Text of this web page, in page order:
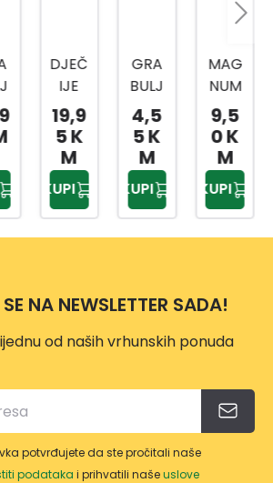
DJEČ
IJE
GRA
BLJE
ZA
LIŠĆE
CRVE
NE
BOJE
19,9
5 K
M
KUPI
GRA
BULJ
E S
4,5
5 K
M
KUPI
MAG
NUM
GRA
BULJ
E 12
ZUBA
9,5
0 K
M
KUPI
NA NEWSLETTER SADA!
od naših vrhunskih ponuda
potvrđujete da ste pročitali naše
podataka i prihvatili našeuslove